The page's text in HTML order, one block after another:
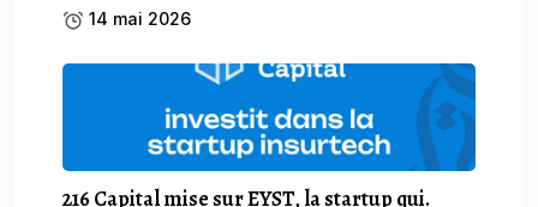
14 mai 2026
216 Capital mise sur EYST, la startup qui.